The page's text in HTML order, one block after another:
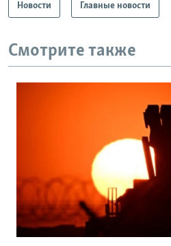
Новости Главные новости
Смотрите также